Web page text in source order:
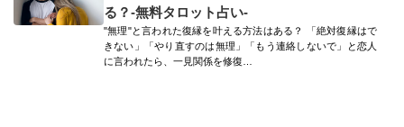
る？-無料タロット占い-
"無理"と言われた復縁を叶える方法はある？ 「絶対復縁はで
きない」「やり直すのは無理」「もう連絡しないで」と恋人
に言われたら、一見関係を修復…